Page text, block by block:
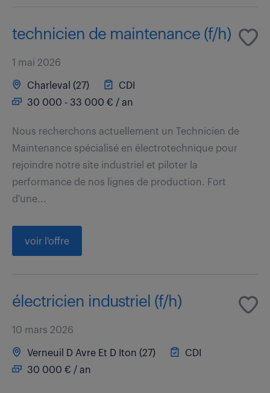
technicien de maintenance (f/h)
1 mai 2026
Charleval (27)
CDI
30 000 - 33 000 € / an
Nous recherchons actuellement un Technicien de
Maintenance spécialisé en électrotechnique pour
rejoindre notre site industriel et piloter la
performance de nos lignes de production. Fort
d'une...
voir l'offre
électricien industriel (f/h)
10 mars 2026
Verneuil D Avre Et D Iton (27)
CDI
30 000 € / an